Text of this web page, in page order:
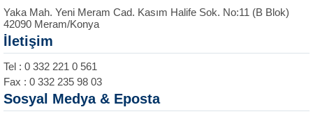
Yaka Mah. Yeni Meram Cad. Kasım Halife Sok. No:11 (B Blok)
42090 Meram/Konya
İletişim
Tel : 0 332 221 0 561
Fax : 0 332 235 98 03
Sosyal Medya & Eposta